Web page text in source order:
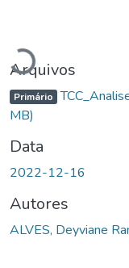
Carregando...
Arquivos
Primário
MB)
Data
2022-12-16
Autores
ALVES, Deyviane